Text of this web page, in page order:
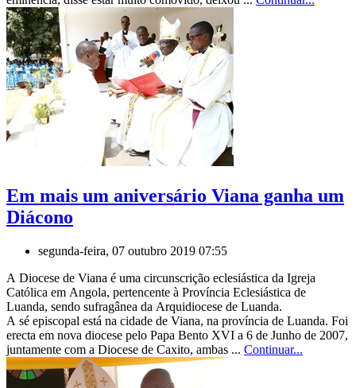
Em mais um aniversário Viana ganha um
Diácono
segunda-feira, 07 outubro 2019 07:55
A Diocese de Viana é uma circunscrição eclesiástica da Igreja
Católica em Angola, pertencente à Província Eclesiástica de
Luanda, sendo sufragânea da Arquidiocese de Luanda.
A sé episcopal está na cidade de Viana, na província de Luanda. Foi
erecta em nova diocese pelo Papa Bento XVI a 6 de Junho de 2007,
juntamente com a Diocese de Caxito, ambas ... Continuar...